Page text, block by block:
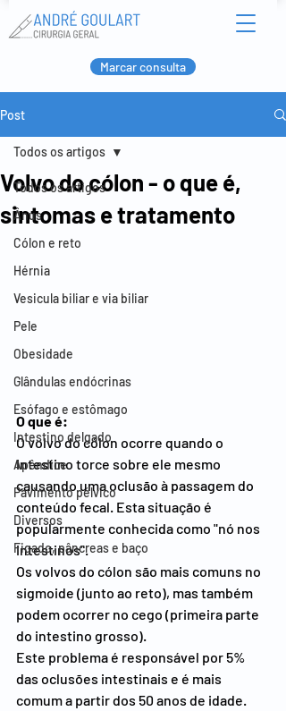
Marcar consulta
Post
Todos os artigos
Ânus
Cólon e reto
Hérnia
Vesicula biliar e via biliar
Pele
Obesidade
Glândulas endócrinas
Esófago e estômago
Intestino delgado
Apêndice
Pavimento pélvico
Diversos
Figado, pâncreas e baço
Todos os artigos
Volvo do cólon - o que é,
sintomas e tratamento
O que é:
O volvo do cólon ocorre quando o
intestino torce sobre ele mesmo
causando uma oclusão à passagem do
conteúdo fecal. Esta situação é
popularmente conhecida como "nó nos
intestinos".
Os volvos do cólon são mais comuns no
sigmoide (junto ao reto), mas também
podem ocorrer no cego (primeira parte
do intestino grosso).
Este problema é responsável por 5%
das oclusões intestinais e é mais
comum a partir dos 50 anos de idade.